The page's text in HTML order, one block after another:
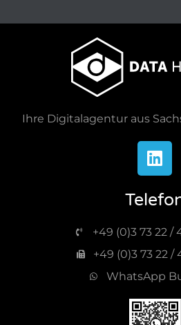
Ihre Digitalagentur aus
+49 (0)3 73 22 /
+49 (0)3 73 22 /
WhatsApp